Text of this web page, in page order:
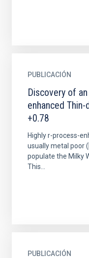
PUBLICACIÓN
Discovery of
enhanced
+0.78
Highly r-process-
usually metal poor
populate the Milky
This...
PUBLICACIÓN